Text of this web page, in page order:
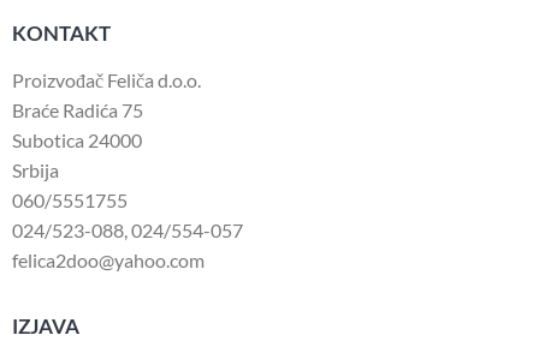
KONTAKT
Proizvođač Feliča d.o.o.
Braće Radića 75
Subotica 24000
Srbija
060/5551755
024/523-088,024/554-057
felica2doo@yahoo.com
IZJAVA